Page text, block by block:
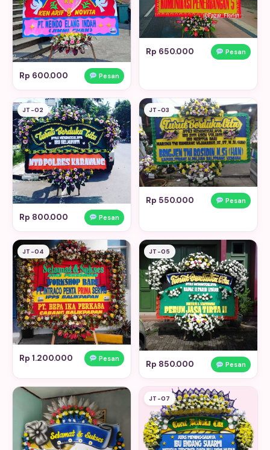
Rp 600.000 Pesan
Rp 650.000 Pesan
JT-02
Rp 800.000 Pesan
JT-03
Rp 550.000 Pesan
JT-04
Rp 1.200.000 Pesan
JT-05
Rp 850.000 Pesan
JT-07